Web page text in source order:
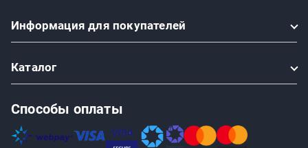
Информация для покупателей
Каталог
Способы оплаты